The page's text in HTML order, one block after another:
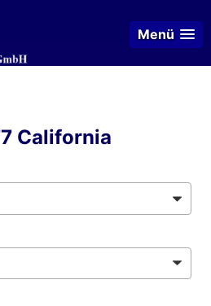
Menü
California